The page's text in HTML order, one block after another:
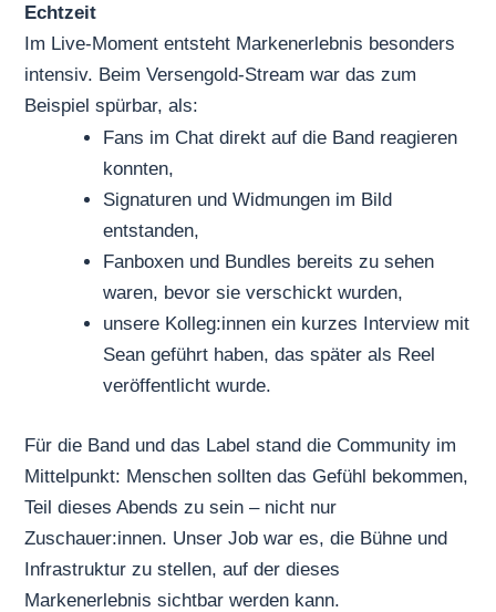
Echtzeit
Im Live-Moment entsteht Markenerlebnis besonders
intensiv. Beim Versengold-Stream war das zum
Beispiel spürbar, als:
Fans im Chat direkt auf die Band reagieren
konnten,
Signaturen und Widmungen im Bild
entstanden,
Fanboxen und Bundles bereits zu sehen
waren, bevor sie verschickt wurden,
unsere Kolleg:innen ein kurzes Interview mit
Sean geführt haben, das später als Reel
veröffentlicht wurde.
Für die Band und das Label stand die Community im
Mittelpunkt: Menschen sollten das Gefühl bekommen,
Teil dieses Abends zu sein – nicht nur
Zuschauer:innen. Unser Job war es, die Bühne und
Infrastruktur zu stellen, auf der dieses
Markenerlebnis sichtbar werden kann.